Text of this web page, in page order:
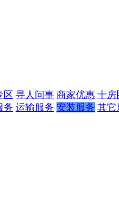
区 寻人问事 商家优惠 十房
务 运输服务 安装服务 其它